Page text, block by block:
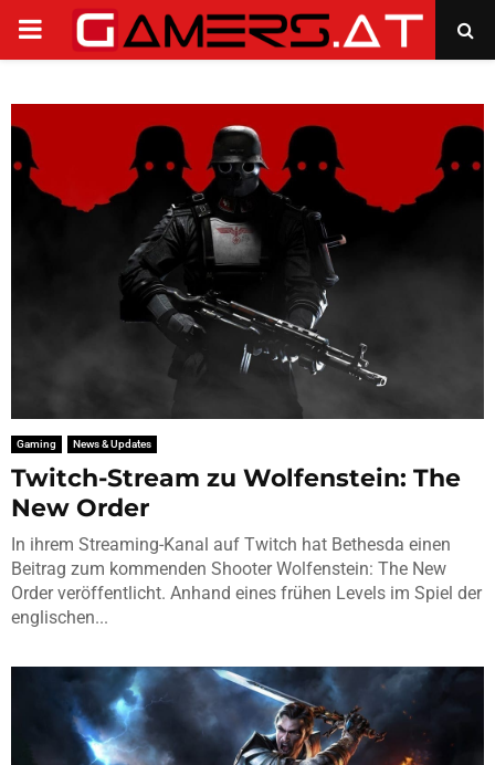
PRIMARY
Gaming News & Updates
Twitch-Stream zu Wolfenstein: The
New Order
In ihrem Streaming-Kanal auf Twitch hat Bethesda einen
Beitrag zum kommenden Shooter Wolfenstein: The New
Order veröffentlicht. Anhand eines frühen Levels im Spiel der
englischen...